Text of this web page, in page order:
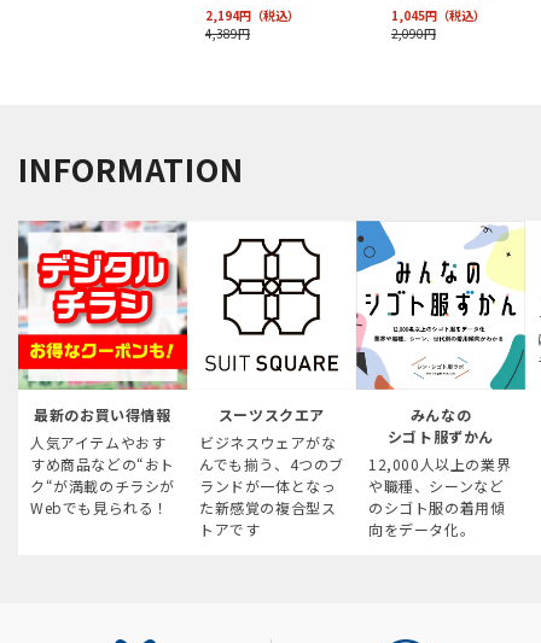
INFORMATION
最新のお買い得情報
人気アイテムやおす
すめ商品などの“おト
ク“が満載のチラシが
Webでも見られる！
スーツスクエア
ビジネスウェアがな
んでも揃う、4つのブ
ランドが一体となっ
た新感覚の複合型ス
トアです
みんなの
シゴト服ずかん
12,000人以上の業界
や職種、シーンなど
のシゴト服の着用傾
向をデータ化。